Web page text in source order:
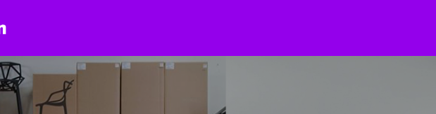
Search
for: